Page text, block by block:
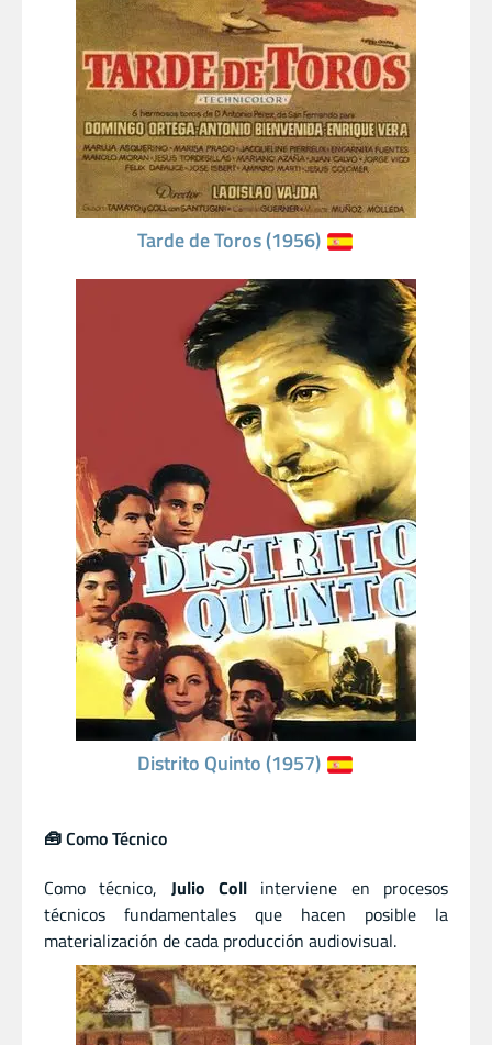
Tarde de Toros (1956)
Distrito Quinto (1957)
🧰 Como Técnico
Como técnico, Julio Coll interviene en procesos
técnicos fundamentales que hacen posible la
materialización de cada producción audiovisual.